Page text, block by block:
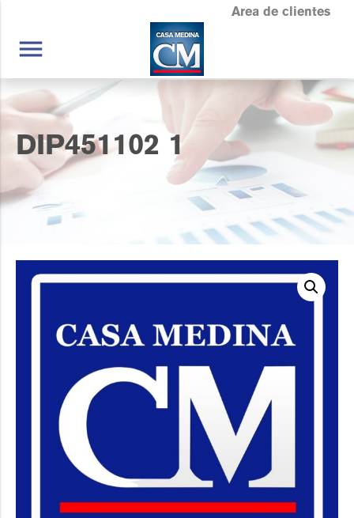
Area de clientes
menu
DIP451102 1